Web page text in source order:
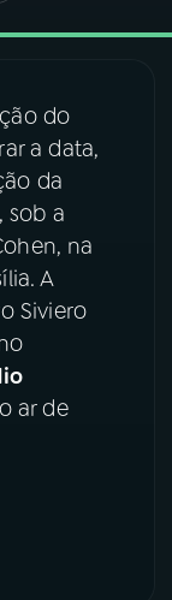
do
a data,
da
sob a
na
A
Siviero
ar de